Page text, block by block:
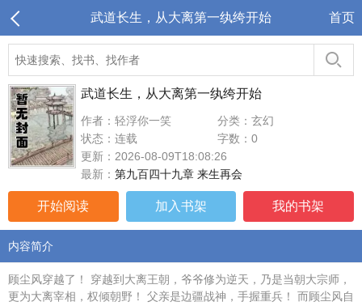
武道长生，从大离第一纨绔开始 首页
武道长生，从大离第一纨绔开始
作者：轻浮你一笑
分类：玄幻
状态：连载
字数：0
更新：2026-08-09T18:08:26
最新： 第九百四十九章 来生再会
开始阅读 加入书架 我的书架
内容简介
顾尘风穿越了！ 穿越到大离王朝，爷爷修为逆天，乃是当朝大宗师，
更为大离宰相，权倾朝野！ 父亲是边疆战神，手握重兵！ 而顾尘风自